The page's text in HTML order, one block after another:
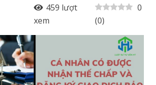
459 lượt
xem
0
(0)